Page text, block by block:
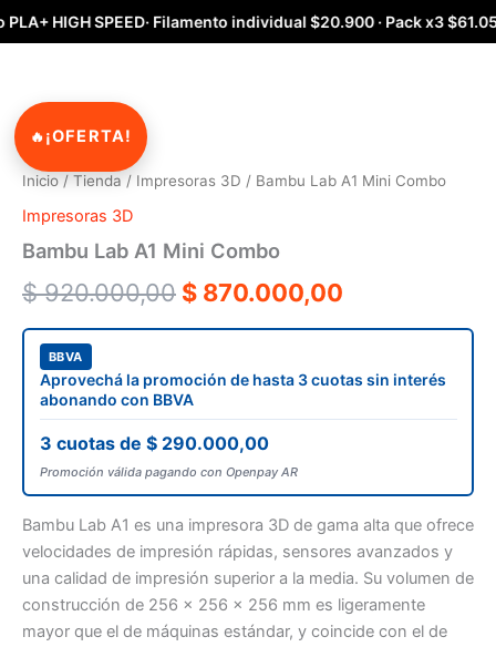
al
HIGH SPEED· Filamento individual $20.900 · Pack x3
¡OFERTA!
Inicio / Tienda / Impresoras 3D / Bambu Lab A1 Mini Combo
Impresoras 3D
Bambu Lab A1 Mini Combo
$920.000,00
price
$ 920.000,00.
$ 870.000,00
price
BBVA
Aprovechá la promoción de hasta 3 cuotas sin interés
abonando con BBVA
3 cuotas de $ 290.000,00
Promoción válida pagando con Openpay AR
Bambu Lab A1 es una impresora 3D de gama alta que ofrece
velocidades de impresión rápidas, sensores avanzados y
una calidad de impresión superior a la media. Su volumen de
construcción de 256 x 256 x 256 mm es ligeramente
mayor que el de máquinas estándar, y coincide con el de